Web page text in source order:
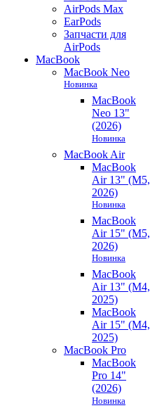
AirPods Max
EarPods
Запчасти для
AirPods
MacBook
MacBook Neo
Новинка
MacBook
Neo 13"
(2026)
Новинка
MacBook Air
MacBook
Air 13" (M5,
2026)
Новинка
MacBook
Air 15" (M5,
2026)
Новинка
MacBook
Air 13" (M4,
2025)
MacBook
Air 15" (M4,
2025)
MacBook Pro
MacBook
Pro 14"
(2026)
Новинка